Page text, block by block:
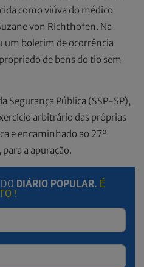
como viúva do médico
von Richthofen. Na
um boletim de ocorrência
de bens do tio sem
Segurança Pública (SSP-SP),
arbitrário das próprias
e encaminhado ao 27º
a apuração.
DIÁRIO POPULAR. É
!